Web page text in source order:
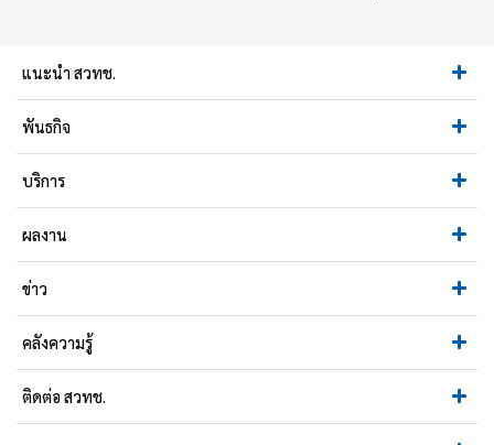
แนะนำ สวทช.
พันธกิจ
บริการ
ผลงาน
ข่าว
คลังความรู้
ติดต่อ สวทช.